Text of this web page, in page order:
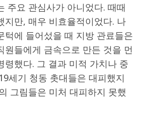
주요 관심사가 아니었다. 때때
지만, 매우 비효율적이었다. 나
턱에 들어섰을 때 지방 관료들은
원들에게 금속으로 만든 것을 먼
령했다. 그 결과 미적 가치나 중
세기 청동 촛대들은 대피했지
그림들은 미처 대피하지 못했